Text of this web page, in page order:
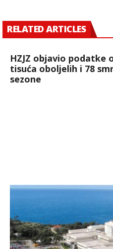
RELATED ARTICLES
HZJZ objavio podatke
tisuća oboljelih i 78
sezone